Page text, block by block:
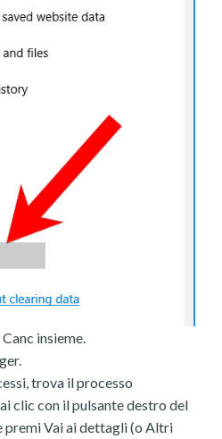
insieme.
trova il processo
clic con il pulsante destro del
premi Vai ai dettagli (o Altri